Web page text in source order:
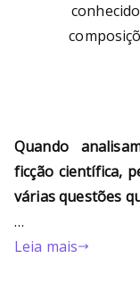
Quando
ficção científica,
várias questões
…
Leia mais